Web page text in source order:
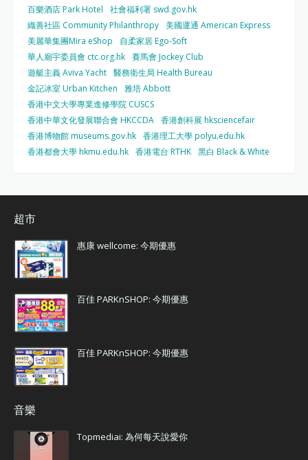
百樂酒店 Park Hotel
社會福利署 swd.gov.hk
織善社區 Community Philanthropy 美國運通 American Express
美麗華集團Mira eShop
自柔家居 Ego-Soft
華人廟宇委員會 ctc.org.hk 賽馬會 Jockey Club
遊艇主義 Aviva Yacht 醫務衛生局 Health Bureau
金記冰室 Urban Kitchen
雅培 Abbott
香港中文大學專業進修學院 CUSCS
香港中華文化發展聯合會 HKCCDA 香港創科展 hksciencefair
香港博物館 museums.gov.hk 香港理工大學 polyu.edu.hk
香港都會大學 hkmu.edu.hk 香港電台 RTHK 黑白 Black & White
超市
惠康 wellcome: 今期優惠
百佳 PARKnSHOP: 今期優惠
百佳 PARKnSHOP: 今期優惠
音樂
Topmediai: 為何每天說愛你